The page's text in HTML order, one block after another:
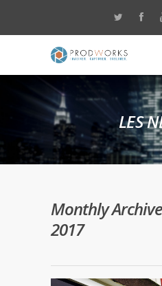
LES
Monthly
2017